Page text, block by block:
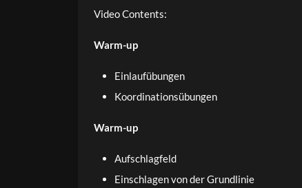
Video Contents:
Warm-up
Einlaufübungen
Koordinationsübungen
Warm-up
Aufschlagfeld
Einschlagen von der Grundlinie